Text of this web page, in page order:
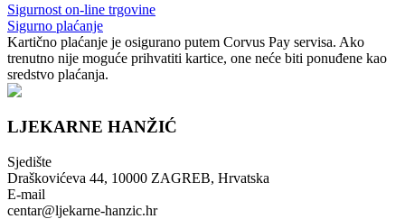
Sigurnost on-line trgovine
Sigurno plaćanje
Kartično plaćanje je osigurano putem Corvus Pay servisa. Ako
trenutno nije moguće prihvatiti kartice, one neće biti ponuđene kao
sredstvo plaćanja.
LJEKARNE HANŽIĆ
Sjedište
Draškovićeva 44, 10000 ZAGREB, Hrvatska
E-mail
centar@ljekarne-hanzic.hr